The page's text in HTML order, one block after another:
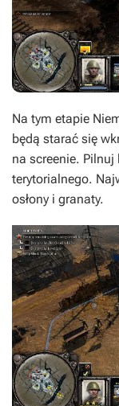
Na tym etapie
będą starać się
na screenie.
terytorialnego.
osłony i granaty.